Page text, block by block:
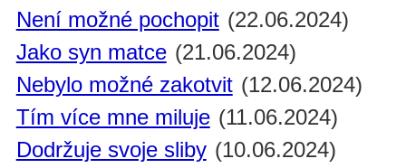
Není možné pochopit (22.06.2024)
Jako syn matce (21.06.2024)
Nebylo možné zakotvit (12.06.2024)
Tím více mne miluje (11.06.2024)
Dodržuje svoje sliby (10.06.2024)